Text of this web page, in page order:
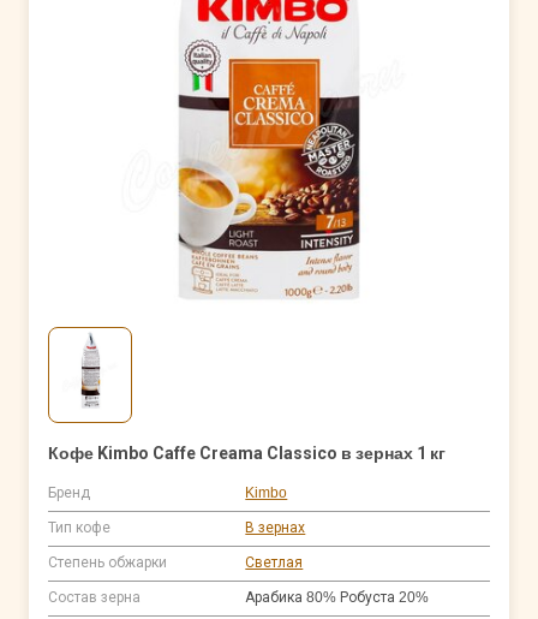
Кофе Kimbo Caffe Creama Classico в зернах 1 кг
Бренд Kimbo
Тип кофе В зернах
Степень обжарки Светлая
Состав зерна Арабика 80% Робуста 20%